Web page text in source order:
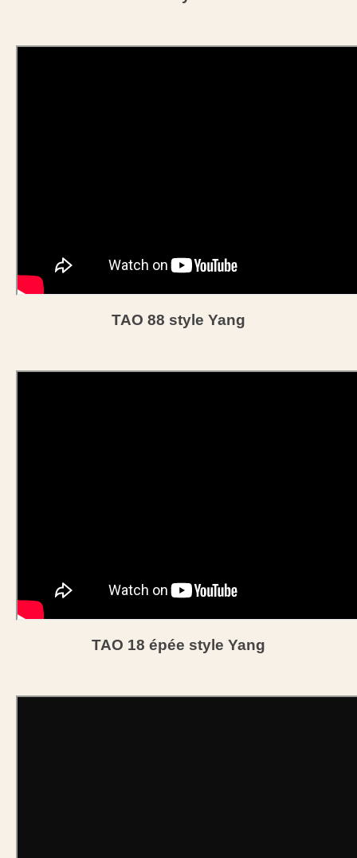
TAO 88 style Yang
TAO 18 épée style Yang